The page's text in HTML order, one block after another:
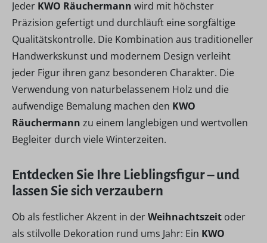
Jeder KWO Räuchermann wird mit höchster
Präzision gefertigt und durchläuft eine sorgfältige
Qualitätskontrolle. Die Kombination aus traditioneller
Handwerkskunst und modernem Design verleiht
jeder Figur ihren ganz besonderen Charakter. Die
Verwendung von naturbelassenem Holz und die
aufwendige Bemalung machen den KWO
Räuchermann zu einem langlebigen und wertvollen
Begleiter durch viele Winterzeiten.
Entdecken Sie Ihre Lieblingsfigur – und
lassen Sie sich verzaubern
Ob als festlicher Akzent in derWeihnachtszeit oder
als stilvolle Dekoration rund ums Jahr: Ein KWO